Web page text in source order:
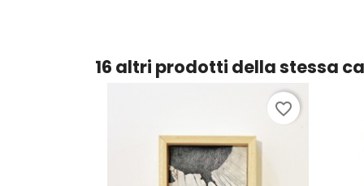
16 altri prodotti della stessa
favorite_border